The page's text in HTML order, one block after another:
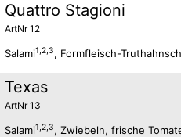
Quattro Stagioni
ArtNr 12
Salami1,2,3, Formfleisch-
Texas
ArtNr 13
Salami1,2,3, Zwiebeln, frische